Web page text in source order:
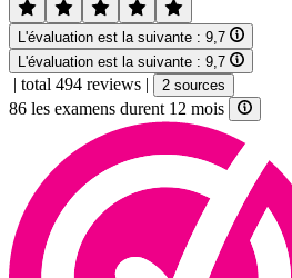
L'évaluation est la suivante : 9,7
L'évaluation est la suivante : 9,7
| total 494 reviews | 2 sources
86 les examens durent 12 mois